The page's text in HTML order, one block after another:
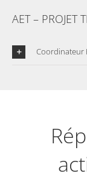
AET – PROJET
Coordinateur